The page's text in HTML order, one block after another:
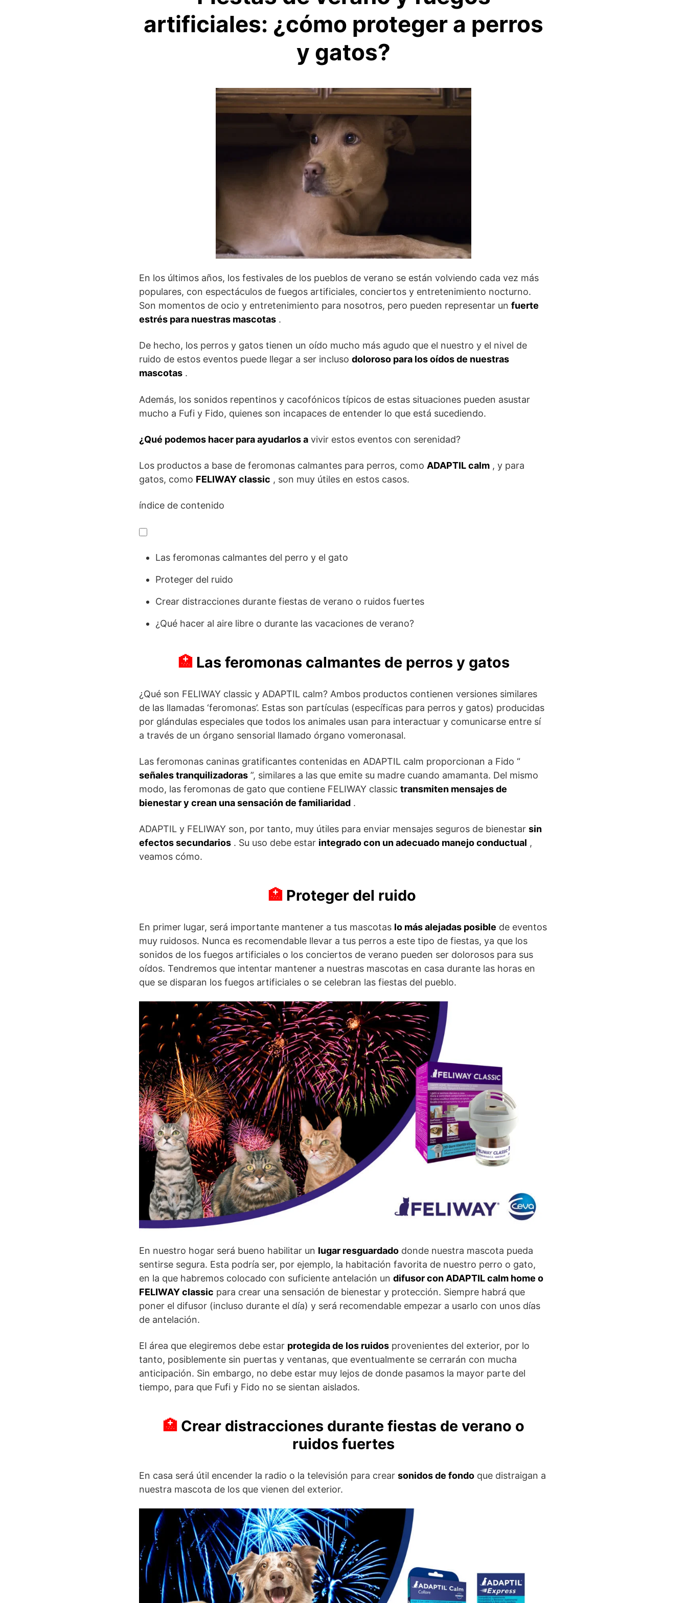
artificiales: ¿cómo proteger a perros
y gatos?
En los últimos años, los festivales de los pueblos de verano se están volviendo cada vez más
populares, con espectáculos de fuegos artificiales, conciertos y entretenimiento nocturno.
Son momentos de ocio y entretenimiento para nosotros, pero pueden representar un fuerte
estrés para nuestras mascotas .
De hecho, los perros y gatos tienen un oído mucho más agudo que el nuestro y el nivel de
ruido de estos eventos puede llegar a ser incluso doloroso para los oídos de nuestras
mascotas .
Además, los sonidos repentinos y cacofónicos típicos de estas situaciones pueden asustar
mucho a Fufi y Fido, quienes son incapaces de entender lo que está sucediendo.
¿Qué podemos hacer para ayudarlos a vivir estos eventos con serenidad?
Los productos a base de feromonas calmantes para perros, como ADAPTIL calm , y para
gatos, como FELIWAY classic , son muy útiles en estos casos.
índice de contenido
Las feromonas calmantes del perro y el gato
Proteger del ruido
Crear distracciones durante fiestas de verano o ruidos fuertes
¿Qué hacer al aire libre o durante las vacaciones de verano?
Las feromonas calmantes de perros y gatos
¿Qué son FELIWAY classic y ADAPTIL calm? Ambos productos contienen versiones similares
de las llamadas ‘feromonas’. Estas son partículas (específicas para perros y gatos) producidas
por glándulas especiales que todos los animales usan para interactuar y comunicarse entre sí
a través de un órgano sensorial llamado órgano vomeronasal.
Las feromonas caninas gratificantes contenidas en ADAPTIL calm proporcionan a Fido “
señales tranquilizadoras ”, similares a las que emite su madre cuando amamanta. Del mismo
modo, las feromonas de gato que contiene FELIWAY classic transmiten mensajes de
bienestar y crean una sensación de familiaridad .
ADAPTIL y FELIWAY son, por tanto, muy útiles para enviar mensajes seguros de bienestar sin
efectos secundarios . Su uso debe estar integrado con un adecuado manejo conductual ,
veamos cómo.
Proteger del ruido
En primer lugar, será importante mantener a tus mascotas lo más alejadas posible de eventos
muy ruidosos. Nunca es recomendable llevar a tus perros a este tipo de fiestas, ya que los
sonidos de los fuegos artificiales o los conciertos de verano pueden ser dolorosos para sus
oídos. Tendremos que intentar mantener a nuestras mascotas en casa durante las horas en
que se disparan los fuegos artificiales o se celebran las fiestas del pueblo.
En nuestro hogar será bueno habilitar un lugar resguardado donde nuestra mascota pueda
sentirse segura. Esta podría ser, por ejemplo, la habitación favorita de nuestro perro o gato,
en la que habremos colocado con suficiente antelación un difusor con ADAPTIL calm home o
FELIWAY classic para crear una sensación de bienestar y protección. Siempre habrá que
poner el difusor (incluso durante el día) y será recomendable empezar a usarlo con unos días
de antelación.
El área que elegiremos debe estar protegida de los ruidos provenientes del exterior, por lo
tanto, posiblemente sin puertas y ventanas, que eventualmente se cerrarán con mucha
anticipación. Sin embargo, no debe estar muy lejos de donde pasamos la mayor parte del
tiempo, para que Fufi y Fido no se sientan aislados.
Crear distracciones durante fiestas de verano o
ruidos fuertes
En casa será útil encender la radio o la televisión para crear sonidos de fondo que distraigan a
nuestra mascota de los que vienen del exterior.